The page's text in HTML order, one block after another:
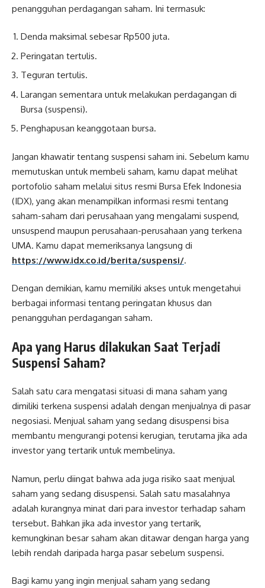
penangguhan perdagangan saham. Ini termasuk:
Denda maksimal sebesar Rp500 juta.
Peringatan tertulis.
Teguran tertulis.
Larangan sementara untuk melakukan perdagangan di
Bursa (suspensi).
Penghapusan keanggotaan bursa.
Jangan khawatir tentang suspensi saham ini. Sebelum kamu
memutuskan untuk membeli saham, kamu dapat melihat
portofolio saham melalui situs resmi Bursa Efek Indonesia
(IDX), yang akan menampilkan informasi resmi tentang
saham-saham dari perusahaan yang mengalami suspend,
unsuspend maupun perusahaan-perusahaan yang terkena
UMA. Kamu dapat memeriksanya langsung di
https://www.idx.co.id/berita/suspensi/.
Dengan demikian, kamu memiliki akses untuk mengetahui
berbagai informasi tentang peringatan khusus dan
penangguhan perdagangan saham.
Apa yang Harus dilakukan Saat Terjadi
Suspensi Saham?
Salah satu cara mengatasi situasi di mana saham yang
dimiliki terkena suspensi adalah dengan menjualnya di pasar
negosiasi. Menjual saham yang sedang disuspensi bisa
membantu mengurangi potensi kerugian, terutama jika ada
investor yang tertarik untuk membelinya.
Namun, perlu diingat bahwa ada juga risiko saat menjual
saham yang sedang disuspensi. Salah satu masalahnya
adalah kurangnya minat dari para investor terhadap saham
tersebut. Bahkan jika ada investor yang tertarik,
kemungkinan besar saham akan ditawar dengan harga yang
lebih rendah daripada harga pasar sebelum suspensi.
Bagi kamu yang ingin menjual saham yang sedang